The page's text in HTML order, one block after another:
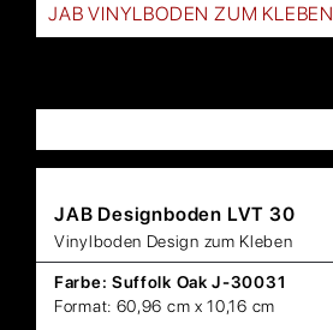
JAB VINYLBODEN ZUM KLEBEN
JAB Designboden LVT 30
Vinylboden Design zum Kleben
Farbe: Suffolk Oak J-30031
Format: 60,96 cm x 10,16 cm